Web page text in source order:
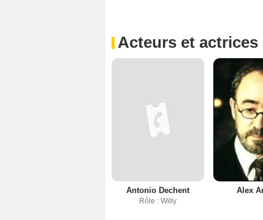
Acteurs et actrices
Antonio Dechent
Rôle : Willy
Alex